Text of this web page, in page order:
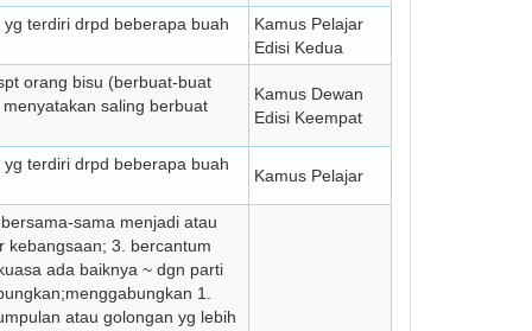
terdiri drpd beberapa buah
Kamus Pelajar
Edisi Kedua
orang bisu (berbuat-buat
saling berbuat
Kamus Dewan
Edisi Keempat
yg terdiri drpd beberapa buah
Kamus Pelajar
sama menjadi atau
kebangsaan; 3. bercantum
ada baiknya ~ dgn parti
1.
atau golongan yg lebih